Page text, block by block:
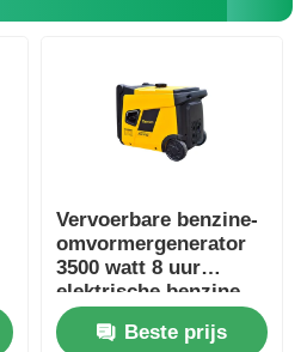
Vervoerbare benzine-
omvormergenerator
3500 watt 8 uur
elektrische benzine-
generator
Beste prijs